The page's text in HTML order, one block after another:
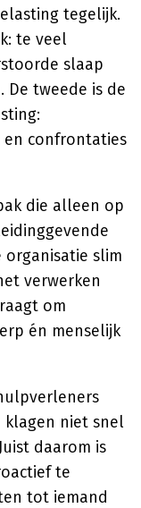
tegelijk.
te veel
slaap
tweede is de
en confrontaties
die alleen op
slim
verwerken
om
én menselijk
klagen niet snel
daarom is
te
tot iemand